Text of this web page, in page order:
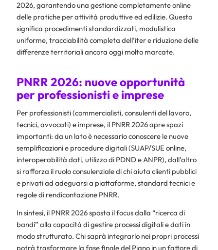
2026, garantendo una gestione completamente online
delle pratiche per attività produttive ed edilizie. Questo
significa procedimenti standardizzati, modulistica
uniforme, tracciabilità completa dell’iter e riduzione delle
differenze territoriali ancora oggi molto marcate.
PNRR 2026: nuove opportunità
per professionisti e imprese
Per professionisti (commercialisti, consulenti del lavoro,
tecnici, avvocati) e imprese, il PNRR 2026 apre spazi
importanti: da un lato è necessario conoscere le nuove
semplificazioni e procedure digitali (SUAP/SUE online,
interoperabilità dati, utilizzo di PDND e ANPR), dall’altro
si rafforza il ruolo consulenziale di chi aiuta clienti pubblici
e privati ad adeguarsi a piattaforme, standard tecnici e
regole di rendicontazione PNRR.
In sintesi, il PNRR 2026 sposta il focus dalla “ricerca di
bandi” alla capacità di gestire processi digitali e dati in
modo strutturato. Chi saprà integrarlo nei propri processi
potrà trasformare la fase finale del Piano in un fattore di